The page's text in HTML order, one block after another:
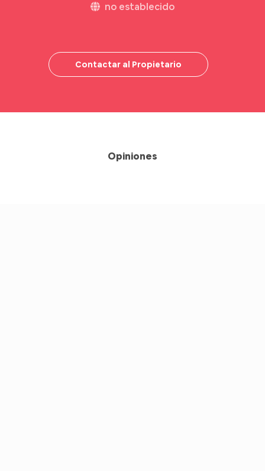
no establecido
Contactar al Propietario
Opiniones